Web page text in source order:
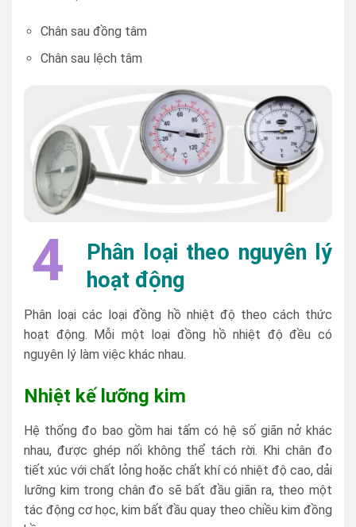
Chân sau đồng tâm
Chân sau lệch tâm
4
Phân loại theo nguyên lý
hoạt động
Phân loại các loại đồng hồ nhiệt độ theo cách thức
hoạt động. Mỗi một loại đồng hồ nhiệt độ đều có
nguyên lý làm việc khác nhau.
Nhiệt kế lưỡng kim
Hệ thống đo bao gồm hai tấm có hệ số giãn nở khác
nhau, được ghép nối không thể tách rời. Khi chân đo
tiết xúc với chất lỏng hoặc chất khí có nhiệt độ cao, dải
lưỡng kim trong chân đo sẽ bất đầu giãn ra, theo một
tác động cơ học, kim bất đầu quay theo chiều kim đồng